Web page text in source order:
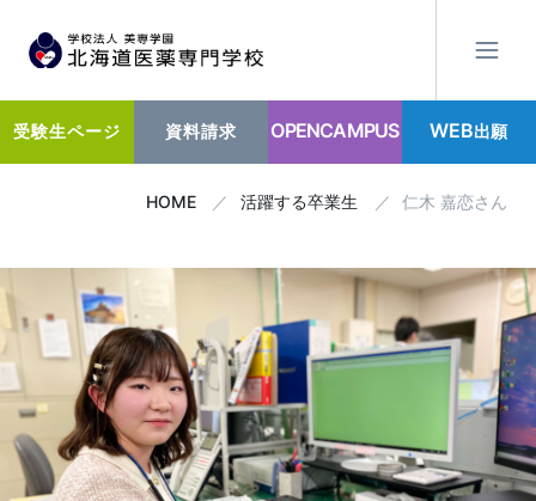
受験生ページ 資料請求 OPENCAMPUS WEB出願
HOME 活躍する卒業生 仁木 嘉恋さん